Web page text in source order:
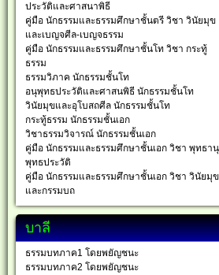
ประวัติและศาสนาพิธี
คู่มือ นักธรรมและธรรมศึกษาชั้นตรี วิชา วินัยมุข
และเบญจศีล-เบญจธรรม
คู่มือ นักธรรมและธรรมศึกษาชั้นโท วิชา กระทู้
ธรรม
ธรรมวิภาค นักธรรมชั้นโท
อนุพุทธประวัติและศาสนพิธี นักธรรมชั้นโท
วินัยมุขและอุโบสถศีล นักธรรมชั้นโท
กระทู้ธรรม นักธรรมชั้นเอก
วิชาธรรมวิจารณ์ นักธรรมชั้นเอก
คู่มือ นักธรรมและธรรมศึกษาชั้นเอก วิชา พุทธานุ
พุทธประวัติ
คู่มือ นักธรรมและธรรมศึกษาชั้นเอก วิชา วินัยมุข
และกรรมบถ
บาลี
ธรรมบทภาค1 โดยพยัญชนะ
ธรรมบทภาค2 โดยพยัญชนะ